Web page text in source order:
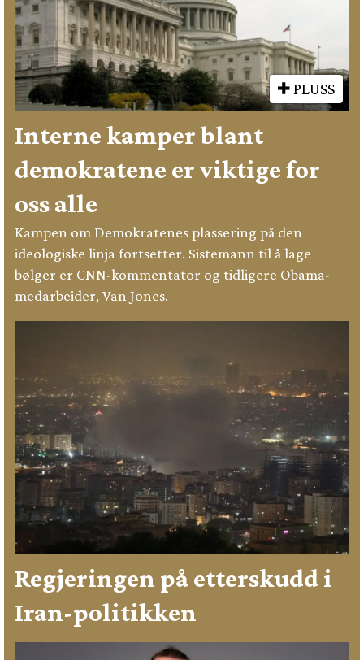
PLUSS
Interne kamper blant
demokratene er viktige for
oss alle
Kampen om Demokratenes plassering på den
ideologiske linja fortsetter. Sistemann til å lage
bølger er CNN-kommentator og tidligere Obama-
medarbeider, Van Jones.
Regjeringen på etterskudd i
Iran-politikken